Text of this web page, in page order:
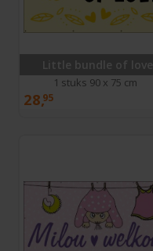
Little bundle of love
1 stuks 90 x 75 cm
28,95